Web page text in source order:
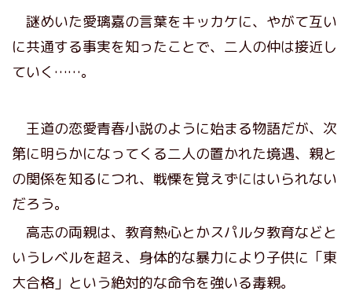
謎めいた愛璃嘉の言葉をキッカケに、やがて互い
に共通する事実を知ったことで、二人の仲は接近し
ていく……。
王道の恋愛青春小説のように始まる物語だが、次
第に明らかになってくる二人の置かれた境遇、親と
の関係を知るにつれ、戦慄を覚えずにはいられない
だろう。
高志の両親は、教育熱心とかスパルタ教育などと
いうレベルを超え、身体的な暴力により子供に「東
大合格」という絶対的な命令を強いる毒親。